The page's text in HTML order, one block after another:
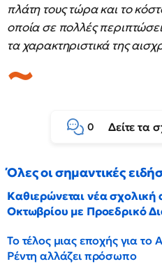
πλάτη τους τώρα και το
οποία σε πολλές
τα χαρακτηριστικά της
0 Δείτε τα
Όλες οι σημαντικές
Καθιερώνεται νέα σχολική
Οκτωβρίου με Προεδρικό
Το τέλος μιας εποχής για το
Ρέντη αλλάζει πρόσωπο